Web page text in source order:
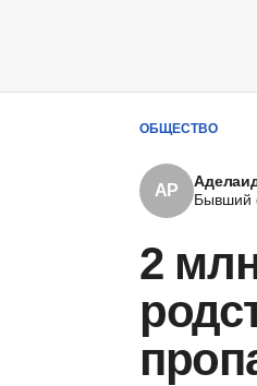
ОБЩЕСТВО
АР
Бывший
2